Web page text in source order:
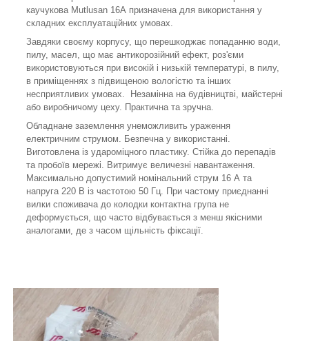
каучукова Mutlusan 16А призначена для використання у
складних експлуатаційних умовах.
Завдяки своєму корпусу, що перешкоджає попаданню води,
пилу, масел, що має антикорозійний ефект, роз'єми
використовуються при високій і низькій температурі, в пилу,
в приміщеннях з підвищеною вологістю та інших
несприятливих умовах. Незамінна на будівництві, майстерні
або виробничому цеху. Практична та зручна.
Обладнане заземлення унеможливить ураження
електричним струмом. Безпечна у використанні.
Виготовлена ​​із удароміцного пластику. Стійка до перепадів
та пробоїв мережі. Витримує величезні навантаження.
Максимально допустимий номінальний струм 16 А та
напруга 220 В із частотою 50 Гц. При частому приєднанні
вилки споживача до колодки контактна група не
деформується, що часто відбувається з менш якісними
аналогами, де з часом щільність фіксації.